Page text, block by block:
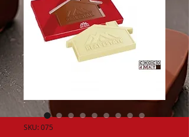
SKU: 075